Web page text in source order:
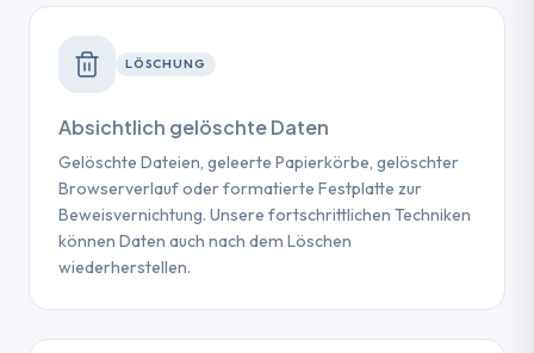
LÖSCHUNG
Absichtlich gelöschte Daten
Gelöschte Dateien, geleerte Papierkörbe, gelöschter
Browserverlauf oder formatierte Festplatte zur
Beweisvernichtung. Unsere fortschrittlichen Techniken
können Daten auch nach dem Löschen
wiederherstellen.